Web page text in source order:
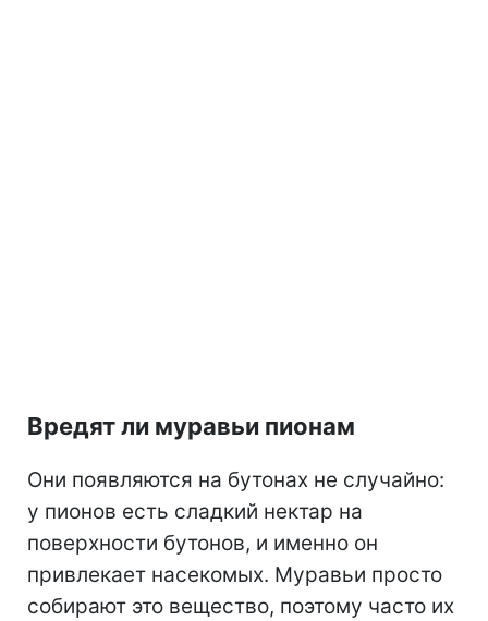
Вредят ли муравьи пионам
Они появляются на бутонах не случайно:
у пионов есть сладкий нектар на
поверхности бутонов, и именно он
привлекает насекомых. Муравьи просто
собирают это вещество, поэтому часто их